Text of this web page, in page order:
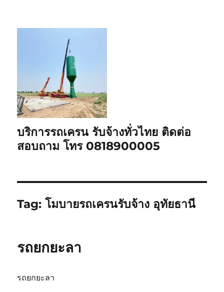
บริการรถเครน รับจ้างทั่วไทย ติดต่อ
สอบถาม โทร 0818900005
Tag:โมบายรถเครนรับจ้าง อุทัยธานี
รถยกยะลา
รถยกยะลา